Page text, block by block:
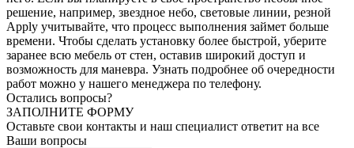
решение, например, звездное небо, световые линии, резной
Apply учитывайте, что процесс выполнения займет больше
времени. Чтобы сделать установку более быстрой, уберите
заранее всю мебель от стен, оставив широкий доступ и
возможность для маневра. Узнать подробнее об очередности
работ можно у нашего менеджера по телефону.
Остались вопросы?
ЗАПОЛНИТЕ ФОРМУ
Оставьте свои контакты и наш специалист ответит на все
Ваши вопросы